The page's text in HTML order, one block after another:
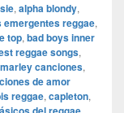
, alpha blondy,
reggae,
top, bad boys inner
reggae songs,
canciones,
de amor
reggae, capleton,